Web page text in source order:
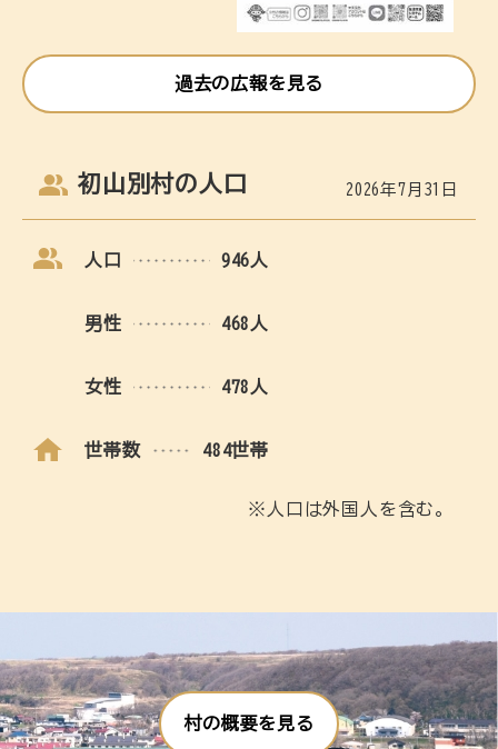
過去の広報を見る
初山別村の人口 2026年7月31日
人口 946人
男性 468人
女性 478人
世帯数 484世帯
※人口は外国人を含む。
村の概要を見る